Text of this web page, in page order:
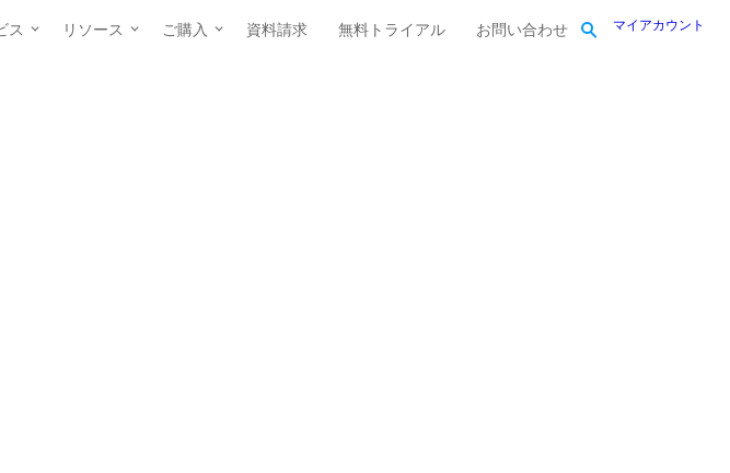
マイアカウント
ス リソース ご購入 資料請求 無料トライアル お問い合わせ